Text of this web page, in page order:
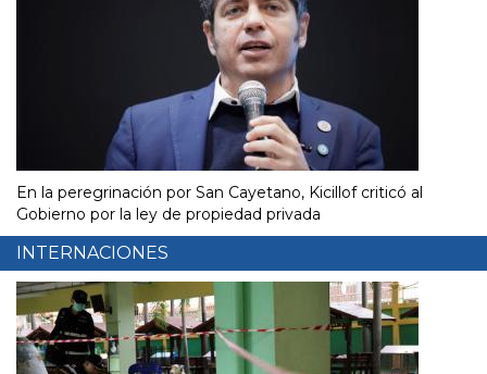
En la peregrinación por San Cayetano, Kicillof criticó al
Gobierno por la ley de propiedad privada
INTERNACIONES